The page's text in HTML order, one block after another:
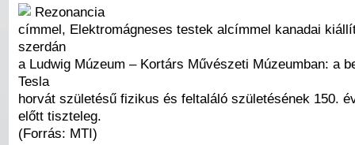
Rezonancia
címmel, Elektromágneses testek alcímmel kanadai
szerdán
a Ludwig Múzeum – Kortárs Művészeti Múzeumban: a
Tesla
horvát születésű fizikus és feltaláló születésének 150.
előtt tiszteleg.
(Forrás: MTI)